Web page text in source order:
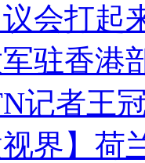
会打起
驻香港
记者王
视界】